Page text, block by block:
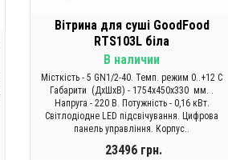
Вітрина для суші GoodFood
RTS103L біла
В наличии
Місткість - 5 GN1/2-40. Темп. режим 0..+12 C
Габарити (ДхШхВ) - 1754х450х330 мм. .
Напруга - 220 В. Потужність - 0,16 кВт.
Світлодіодне LED підсвічування. Цифрова
панель управління. Корпус..
23496 грн.